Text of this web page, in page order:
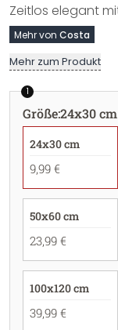
Zeitlos elegant
Mehr von Costa
Mehr zum Produkt
1
Größe:24x30 cm
24x30 cm
9,99 €
50x60 cm
23,99 €
100x120 cm
39,99 €